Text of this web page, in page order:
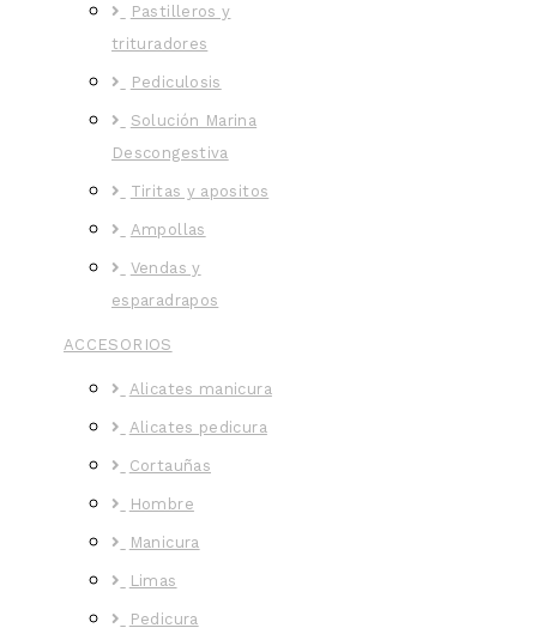
Pastilleros y
trituradores
Pediculosis
Solución Marina
Descongestiva
Tiritas y apositos
Ampollas
Vendas y
esparadrapos
ACCESORIOS
Alicates manicura
Alicates pedicura
Cortauñas
Hombre
Manicura
Limas
Pedicura